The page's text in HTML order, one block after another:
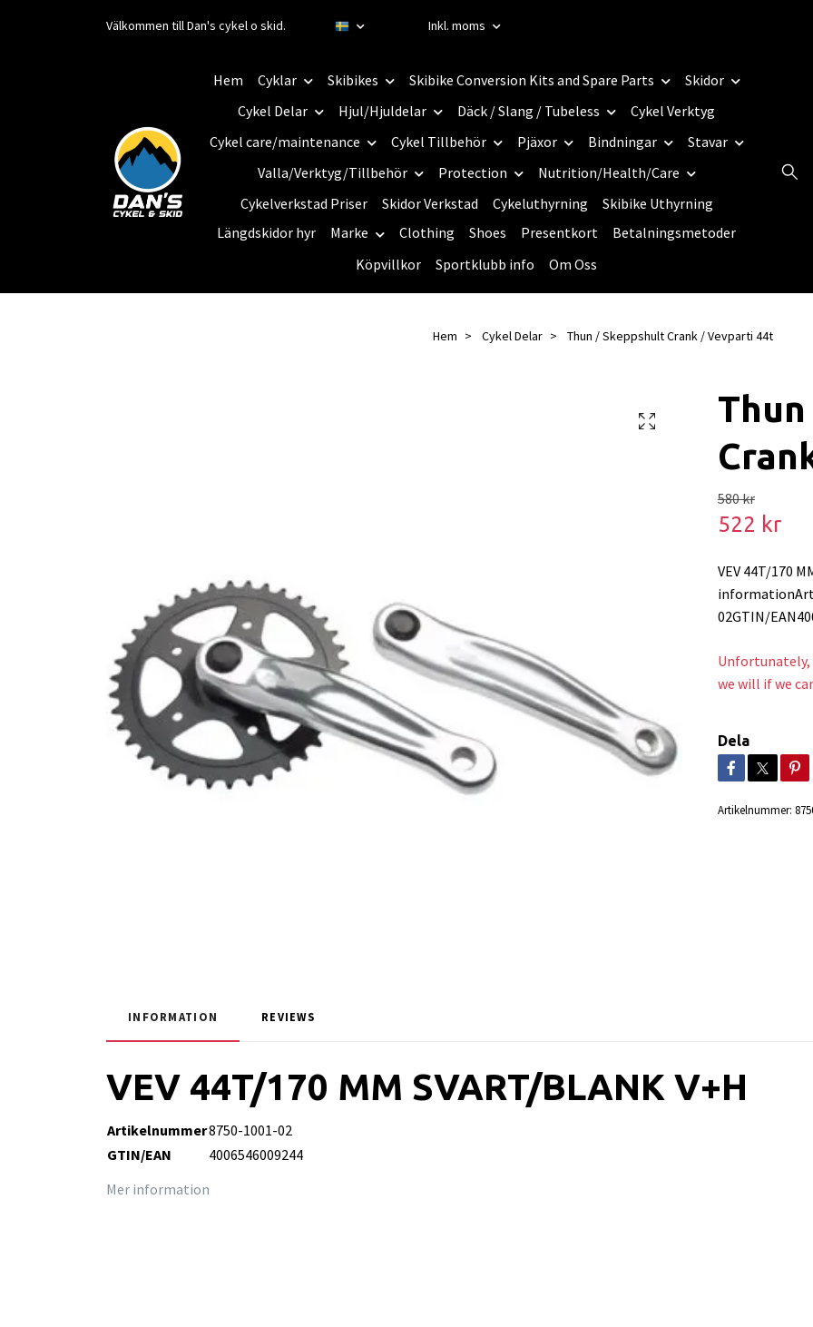
Välkommen till Dan's cykel o skid. Inkl. moms
Hem Cyklar Skibikes Skibike Conversion Kits and Spare Parts
Skidor
Cykel Delar
Hjul/Hjuldelar Däck / Slang / Tubeless
Cykel Verktyg
Cykel care/maintenance
Cykel Tillbehör Pjäxor Bindningar
Stavar
Valla/Verktyg/Tillbehör
Protection
Nutrition/Health/Care
Cykelverkstad Priser
Skidor Verkstad Cykeluthyrning
Skibike Uthyrning
Längdskidor hyr
Marke Clothing Shoes Presentkort
Betalningsmetoder
Köpvillkor
Sportklubb info Om Oss
Hem Cykel Delar Thun / Skeppshult Crank / Vevparti 44t
580 kr
522 kr
VEV 44T/170
02GTIN/
Unfortunately,
we will if we
Dela
Artikelnummer:
INFORMATION REVIEWS
VEV 44T/170 MM SVART/BLANK V+H
Mer information
Artikelnummer8750-1001-02
GTIN/EAN
4006546009244